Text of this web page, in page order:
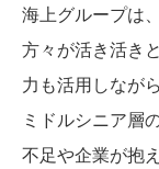
海上グループは
方々が活き活き
力も活用しなが
ミドルシニア層
不足や企業が抱